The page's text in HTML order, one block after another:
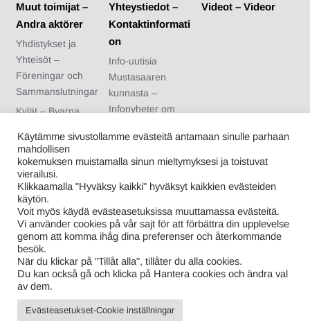
Muut toimijat –
Andra aktörer
Yhdistykset ja
Yhteisöt –
Föreningar och
Sammanslutningar
Kylät – Byarna
Urheiluseurat –
Idrottsföreningar
Nuoriso- ja
kotiseutuyhdistykse
t – Ungdoms- och
hembygdsförening
ar
Kuntalaiset –
Kommuninvånare
Yhteystiedot –
Kontaktinformati
on
Info-uutisia
Mustasaaren
kunnasta –
Infonyheter om
kommun
Arvonnan säännöt
tävlingen
Videot – Videor
Proudly powered by WordPress |Theme: Info-Mustasaari-
Käytämme sivustollamme evästeitä antamaan sinulle parhaan
mahdollisen
kokemuksen muistamalla sinun mieltymyksesi ja toistuvat
vierailusi.
Klikkaamalla "Hyväksy kaikki" hyväksyt kaikkien evästeiden
käytön.
Voit myös käydä evästeasetuksissa muuttamassa evästeitä.
Vi använder cookies på vår sajt för att förbättra din upplevelse
genom att komma ihåg dina preferenser och återkommande
besök.
När du klickar på "Tillåt alla", tillåter du alla cookies.
Du kan också gå och klicka på Hantera cookies och ändra val
av dem.
Evästeasetukset-Cookie inställningar